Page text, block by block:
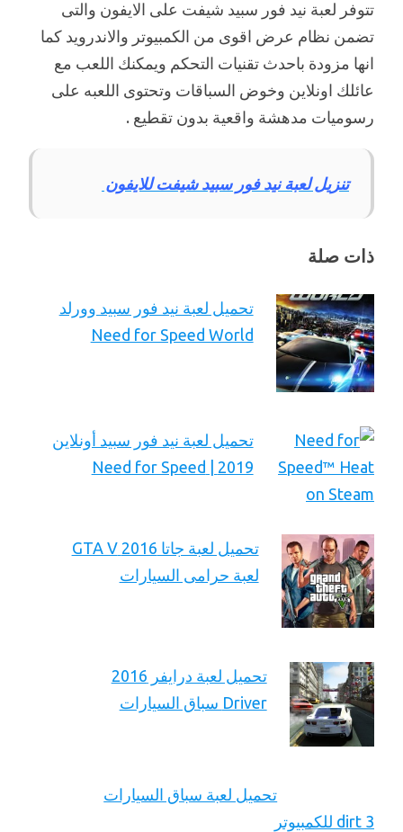
تتوفر لعبة نيد فور سبيد شيفت على الايفون والتى
تضمن نظام عرض اقوى من الكمبيوتر والاندرويد كما
انها مزودة باحدث تقنيات التحكم ويمكنك اللعب مع
عائلك اونلاين وخوض السباقات وتحتوى اللعبه على
رسوميات مدهشة واقعية بدون تقطيع .
تنزيل لعبة نيد فور سبيد شيفت للايفون
ذات صلة
تحميل لعبة نيد فور سبيد وورلد
Need for Speed World
تحميل لعبة نيد فور سبيد أونلاين
2019 | Need for Speed
تحميل لعبة جاتا 2016 GTA V
لعبة حرامى السيارات
تحميل لعبة درايفر 2016
Driver سباق السيارات
تحميل لعبة سباق السيارات
dirt 3 للكمبيوتر